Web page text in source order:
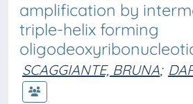
amplification by
triple-helix forming
SCAGGIANTE, BRUNA;